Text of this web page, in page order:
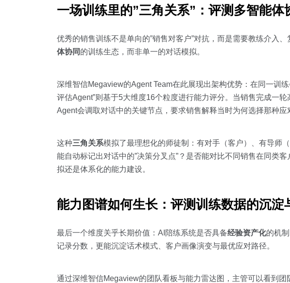
一场训练里的”三角关系”：评测多智能体
优秀的销售训练不是单向的”销售对客户”对抗，而是需要教练介入
体协同 的训练生态，而非单一的对话模拟。
深维智信Megaview的Agent Team在此展现出架构优势：在同一训
评估Agent”则基于5大维度16个粒度进行能力评分。当销售完成一
Agent会调取对话中的关键节点，要求销售解释当时为何选择那种
这种三角关系模拟了最理想化的师徒制：有对手（客户）、有导师
能自动标记出对话中的”决策分叉点”？是否能对比不同销售在同类
拟还是体系化的能力建设。
能力图谱如何生长：评测训练数据的沉淀
最后一个维度关乎长期价值：AI陪练系统是否具备经验资产化的机
记录分数，更能沉淀话术模式、客户画像演变与最优应对路径。
通过深维智信Megaview的团队看板与能力雷达图，主管可以看到团